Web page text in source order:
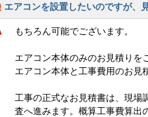
エアコンを設置したいのですが、
もちろん可能でございます。
エアコン本体のみのお見積りを
エアコン本体と工事費用のお見
工事の正式なお見積書は、現場
査へ進みます。概算工事費算出